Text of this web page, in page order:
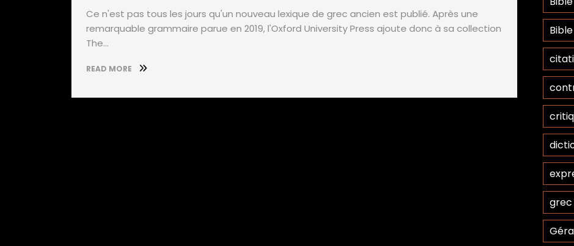
Ce n'est pas tous les jours qu'un nouveau lexique de grec ancien est publié. Après une
remarquable grammaire parue en 2019, l'Oxford University Press ajoute donc à sa collection
The…
READ MORE
grec